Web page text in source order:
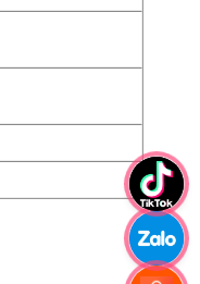
Intel Iris Xe